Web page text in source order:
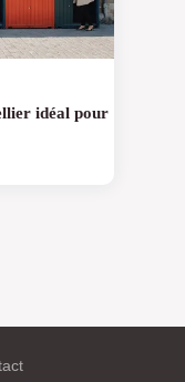
idéal pour